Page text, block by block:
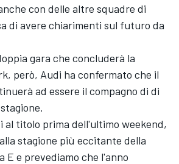
con delle altre squadre di
di avere chiarimenti sul futuro da
gara che concluderà la
però, Audi ha confermato che il
ad essere il compagno di di
al titolo prima dell'ultimo weekend,
stagione più eccitante della
E e prevediamo che l'anno